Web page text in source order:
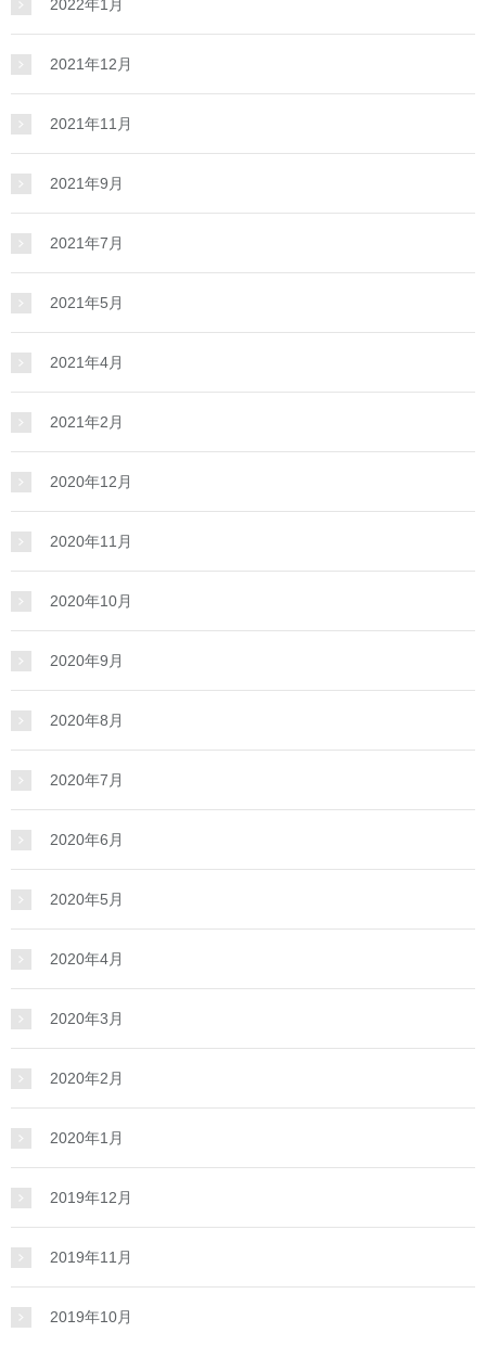
2022年1月
2021年12月
2021年11月
2021年9月
2021年7月
2021年5月
2021年4月
2021年2月
2020年12月
2020年11月
2020年10月
2020年9月
2020年8月
2020年7月
2020年6月
2020年5月
2020年4月
2020年3月
2020年2月
2020年1月
2019年12月
2019年11月
2019年10月